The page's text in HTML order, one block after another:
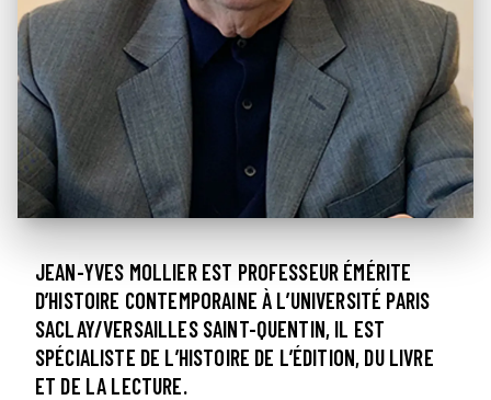
JEAN-YVES MOLLIER EST PROFESSEUR ÉMÉRITE
D’HISTOIRE CONTEMPORAINE À L’UNIVERSITÉ PARIS
SACLAY/VERSAILLES SAINT-QUENTIN, IL EST
SPÉCIALISTE DE L’HISTOIRE DE L’ÉDITION, DU LIVRE
ET DE LA LECTURE.